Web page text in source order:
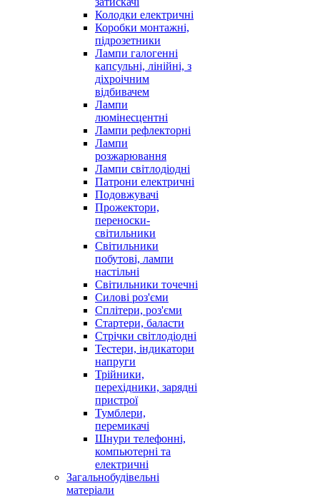
Колодки електричні
Коробки монтажні,
підрозетники
Лампи галогенні
капсульні, лінійні, з
діхроічним
відбивачем
Лампи
люмінесцентні
Лампи рефлекторні
Лампи
розжарювання
Лампи світлодіодні
Патрони електричні
Подовжувачі
Прожектори,
переноски-
світильники
Світильники
побутові, лампи
настільні
Світильники точечні
Силові роз'єми
Сплітери, роз'єми
Стартери, баласти
Стрічки світлодіодні
Тестери, індикатори
напруги
Трійники,
перехідники, зарядні
пристрої
Тумблери,
перемикачі
Шнури телефонні,
компьютерні та
електричні
Загальнобудівельні
матеріали